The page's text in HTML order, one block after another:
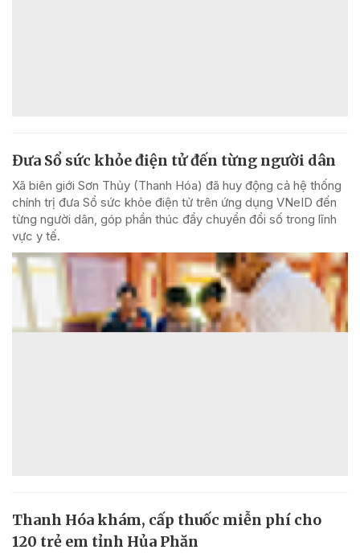
Đưa Sổ sức khỏe điện tử đến từng người dân
Xã biên giới Sơn Thủy (Thanh Hóa) đã huy động cả hệ thống
chính trị đưa Sổ sức khỏe điện tử trên ứng dụng VNeID đến
từng người dân, góp phần thúc đẩy chuyển đổi số trong lĩnh
vực y tế.
Thanh Hóa khám, cấp thuốc miễn phí cho
120 trẻ em tỉnh Hủa Phăn